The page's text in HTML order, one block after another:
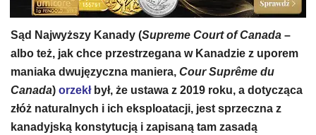
Sąd Najwyższy Kanady (Supreme Court of Canada –
albo też, jak chce przestrzegana w Kanadzie z uporem
maniaka dwujęzyczna maniera, Cour Suprême du
Canada) orzekłbył, że ustawa z 2019 roku, a dotycząca
złóż naturalnych i ich eksploatacji, jest sprzeczna z
kanadyjską konstytucją i zapisaną tam zasadą